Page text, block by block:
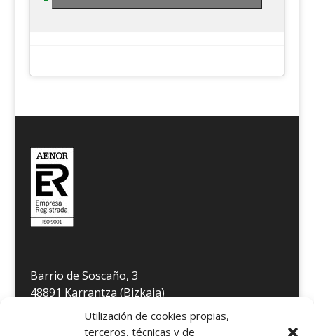
Utilización de cookies propias,
terceros, técnicas y de
Barrio de Soscaño, 3
48891 Karrantza (Bizkaia)
Télefono 946 806 349
info@residenciakarrantza.eus